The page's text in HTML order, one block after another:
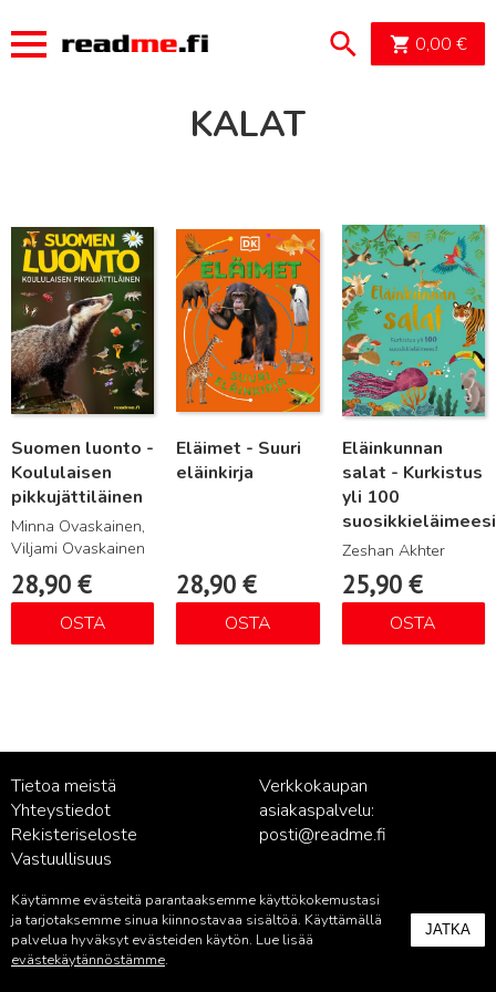
0,00 €
KALAT
Suomen luonto -
Koululaisen
pikkujättiläinen
Minna Ovaskainen,
Viljami Ovaskainen
28,90 €
OSTA
Lue lisää
Eläimet - Suuri
eläinkirja
28,90€
OSTA
Lue lisää
Eläinkunnan
salat - Kurkistus
yli 100
Zeshan Akhter
25,90 €
OSTA
Lue lisää
Tietoa meistä
Yhteystiedot
Rekisteriseloste
Vastuullisuus
Verkkokaupan
asiakaspalvelu:
posti@readme.fi
Kustantamon asiakaspalvelu:
palvelu@readme.fi
Käytämme evästeitä parantaaksemme käyttökokemustasi
ja tarjotaksemme sinua kiinnostavaa sisältöä. Käyttämällä
palvelua hyväksyt evästeiden käytön. Lue lisää
evästekäytännöstämme.
JATKA